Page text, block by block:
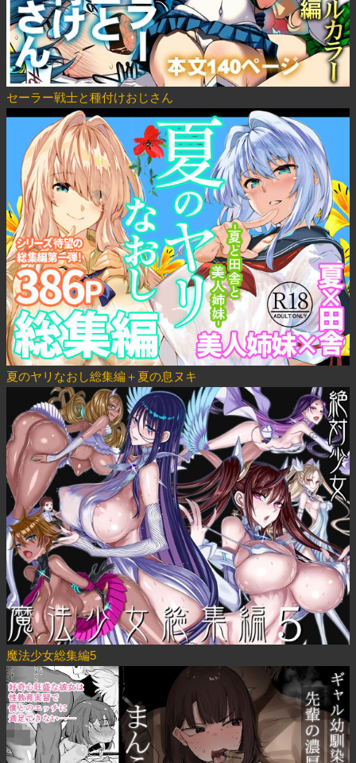
セーラー戦士と種付けおじさん
夏のヤリなおし総集編＋夏の息ヌキ
魔法少女総集編5